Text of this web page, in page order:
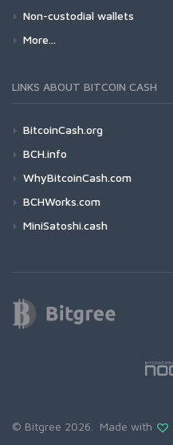
Non-custodial wallets
More...
LINKS ABOUT BITCOIN CASH
BitcoinCash.org
BCH.info
WhyBitcoinCash.com
BCHWorks.com
MiniSatoshi.cash
© Bitgree 2026. Made with